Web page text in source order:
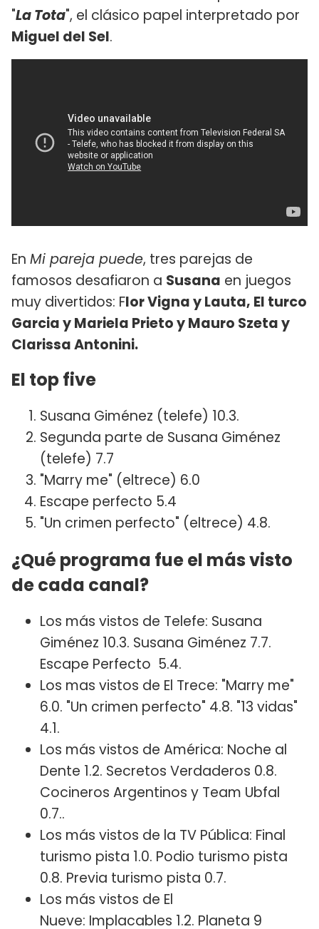
"La Tota", el clásico papel interpretado por
Miguel del Sel.
En Mi pareja puede, tres parejas de
famosos desafiaron a Susana en juegos
muy divertidos: Flor Vigna y Lauta, El turco
Garcia y Mariela Prieto y Mauro Szeta y
Clarissa Antonini.
El top five
Susana Giménez (telefe) 10.3.
Segunda parte de Susana Giménez
(telefe) 7.7
"Marry me" (eltrece) 6.0
Escape perfecto 5.4
"Un crimen perfecto" (eltrece) 4.8.
¿Qué programa fue el más visto
de cada canal?
Los más vistos de Telefe: Susana
Giménez 10.3. Susana Giménez 7.7.
Escape Perfecto 5.4.
Los mas vistos de El Trece: "Marry me"
6.0. "Un crimen perfecto" 4.8. "13 vidas"
4.1.
Los más vistos de América: Noche al
Dente 1.2. Secretos Verdaderos 0.8.
Cocineros Argentinos y Team Ubfal
0.7..
Los más vistos de la TV Pública: Final
turismo pista 1.0. Podio turismo pista
0.8. Previa turismo pista 0.7.
Los más vistos de El
Nueve: Implacables 1.2. Planeta 9